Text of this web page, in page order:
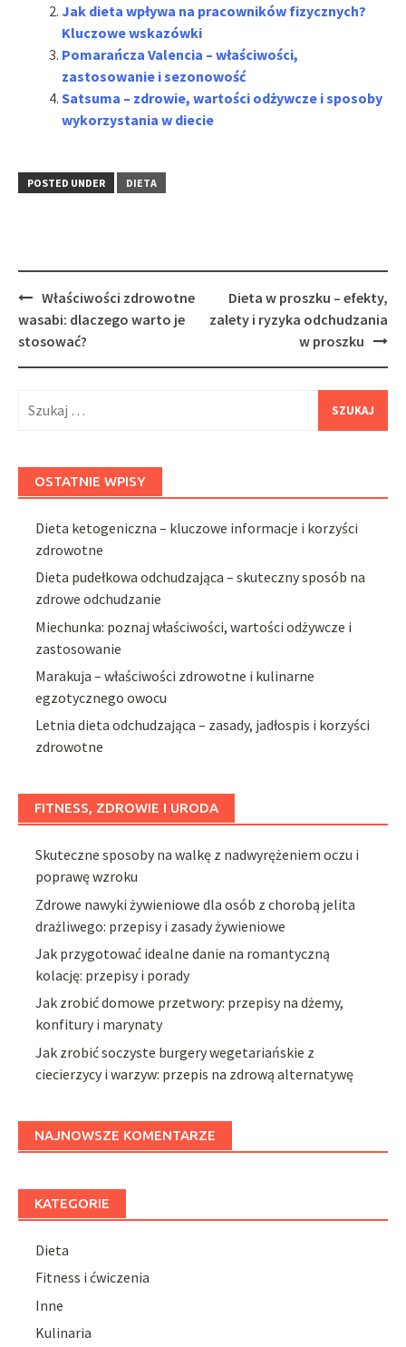
Jak dieta wpływa na pracowników fizycznych?
Kluczowe wskazówki
Pomarańcza Valencia – właściwości,
zastosowanie i sezonowość
Satsuma – zdrowie, wartości odżywcze i sposoby
wykorzystania w diecie
POSTED UNDER DIETA
Post
navigation
Właściwości zdrowotne
wasabi: dlaczego warto je
stosować?
Dieta w proszku – efekty,
zalety i ryzyka odchudzania
w proszku
OSTATNIE WPISY
Dieta ketogeniczna – kluczowe informacje i korzyści
zdrowotne
Dieta pudełkowa odchudzająca – skuteczny sposób na
zdrowe odchudzanie
Miechunka: poznaj właściwości, wartości odżywcze i
zastosowanie
Marakuja – właściwości zdrowotne i kulinarne
egzotycznego owocu
Letnia dieta odchudzająca – zasady, jadłospis i korzyści
zdrowotne
FITNESS, ZDROWIE I URODA
Skuteczne sposoby na walkę z nadwyrężeniem oczu i
poprawę wzroku
Zdrowe nawyki żywieniowe dla osób z chorobą jelita
drażliwego: przepisy i zasady żywieniowe
Jak przygotować idealne danie na romantyczną
kolację: przepisy i porady
Jak zrobić domowe przetwory: przepisy na dżemy,
konfitury i marynaty
Jak zrobić soczyste burgery wegetariańskie z
ciecierzycy i warzyw: przepis na zdrową alternatywę
NAJNOWSZE KOMENTARZE
KATEGORIE
Dieta
Fitness i ćwiczenia
Inne
Kulinaria